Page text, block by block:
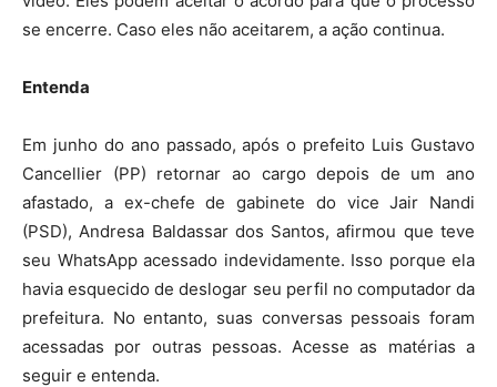
se encerre. Caso eles não aceitarem, a ação continua.
Entenda
Em junho do ano passado, após o prefeito Luis Gustavo
Cancellier (PP) retornar ao cargo depois de um ano
afastado, a ex-chefe de gabinete do vice Jair Nandi
(PSD), Andresa Baldassar dos Santos, afirmou que teve
seu WhatsApp acessado indevidamente. Isso porque ela
havia esquecido de deslogar seu perfil no computador da
prefeitura. No entanto, suas conversas pessoais foram
acessadas por outras pessoas. Acesse as matérias a
seguir e entenda.